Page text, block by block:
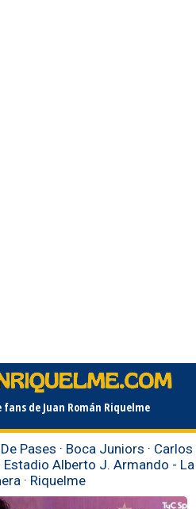
de Juan Román Riquelme
Pases · Boca Juniors · Carlos
Estadio Alberto J. Armando - La
· Riquelme